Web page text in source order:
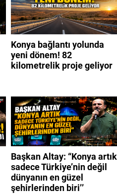
Konya bağlantı yolunda
yeni dönem! 82
kilometrelik proje geliyor
Başkan Altay: “Konya artık
sadece Türkiye’nin değil
dünyanın en güzel
şehirlerinden biri’’